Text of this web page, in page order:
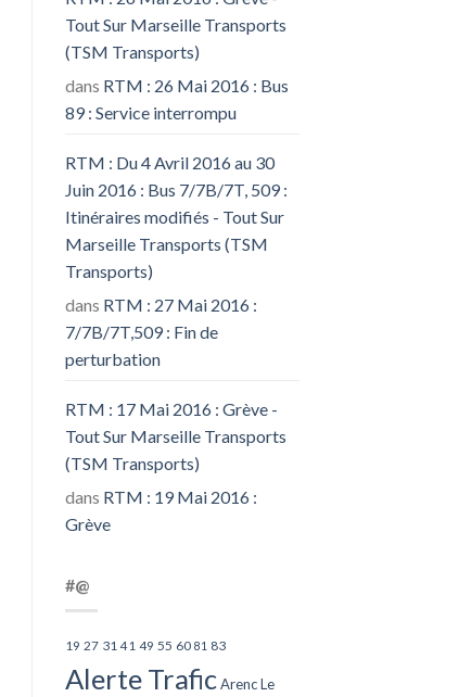
Tout Sur Marseille Transports
(TSM Transports)
dans RTM : 26 Mai 2016 : Bus
89 : Service interrompu
RTM : Du 4 Avril 2016 au 30
Juin 2016 : Bus 7/7B/7T, 509 :
Itinéraires modifiés - Tout Sur
Marseille Transports (TSM
Transports)
dans RTM : 27 Mai 2016 :
7/7B/7T,509 : Fin de
perturbation
RTM : 17 Mai 2016 : Grève -
Tout Sur Marseille Transports
(TSM Transports)
dans RTM : 19 Mai 2016 :
Grève
#@
19 27 31 41 49 55 60 81 83
Alerte Trafic Arenc Le